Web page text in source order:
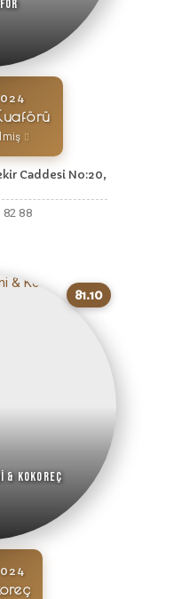
Caddesi No:20,
82 88
81.10
& Kokoreç